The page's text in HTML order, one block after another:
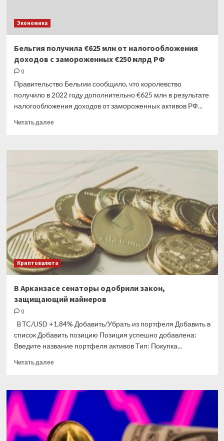
Экономика
Бельгия получила €625 млн от налогообложения
доходов с замороженных €250 млрд РФ
0
Правительство Бельгии сообщило, что королевство
получило в 2022 году дополнительно €625 млн в результате
налогообложения доходов от замороженных активов РФ...
Читать далееПрочитать
Бельгия
от налогообложения
доходов
с замороженных
€250
млрд
РФ
Криптовалюта
В Арканзасе сенаторы одобрили закон,
защищающий майнеров
0
BTC/USD +1,84% Добавить/Убрать из портфеля Добавить в
список Добавить позицию Позиция успешно добавлена:
Введите название портфеля активов Тип: Покупка...
Читать далееПрочитать
В
Арканзасе
сенаторы
одобрили
закон,
защищающий